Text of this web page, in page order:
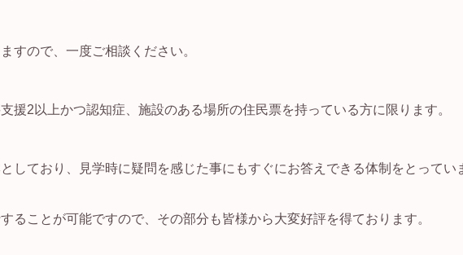
すので、一度ご相談ください。
援2以上かつ認知症、施設のある場所の住民票を持っている方に限ります。
しており、見学時に疑問を感じた事にもすぐにお答えできる体制をとってい
ることが可能ですので、その部分も皆様から大変好評を得ております。